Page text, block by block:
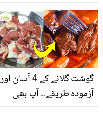
گوشت گلانے کے 4 آسان اور
آزمودہ طریقے۔۔ آپ بھی